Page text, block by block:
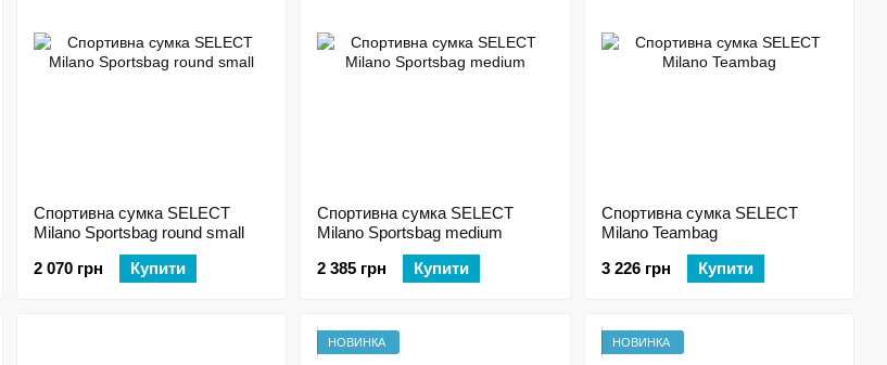
Спортивна сумка SELECT
Milano Sportsbag round small
2 070 грн
Купити
Спортивна сумка SELECT
Milano Sportsbag medium
2 385 грн
Купити
Спортивна сумка SELECT
Milano Teambag
3 226 грн
Купити
НОВИНКА НОВИНКА